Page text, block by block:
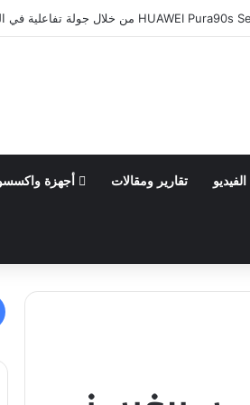
تقارير ومقالات أجهزة